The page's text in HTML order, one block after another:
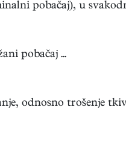
pobačaj), u
pobačaj ...
odnosno trošenje